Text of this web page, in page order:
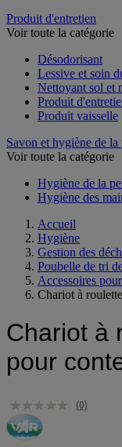
Produit d'entretien
Désodorisant
Lessive et soin
Nettoyant sol et
Produit
Savon et hygiène de la
Hygiène de la
Accueil
Hygiène
Gestion des
Poubelle de tri
Accessoires
Chariot à
pour